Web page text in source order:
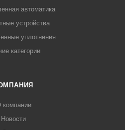
автоматика
устройства
уплотнения
категории
компании
Новости